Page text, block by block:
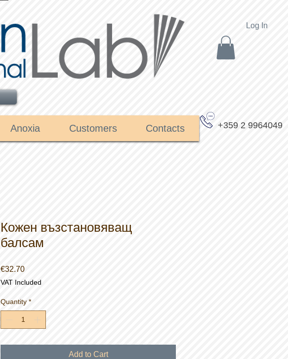
Log In
Anoxia Customers Contacts +359 2 9964049
Кожен възстановяващ
балсам
€32.70Price
VAT Included
Quantity *
Add to Cart